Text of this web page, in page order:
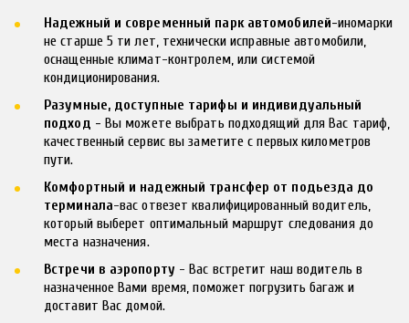
Надежный и современный парк автомобилей-иномарки
не старше 5 ти лет, технически исправные автомобили,
оснащенные климат-контролем, или системой
кондиционирования.
Разумные, доступные тарифы и индивидуальный
подход - Вы можете выбрать подходящий для Вас тариф,
качественный сервис вы заметите с первых километров
пути.
Комфортный и надежный трансфер от подьезда до
терминала-вас отвезет квалифицированный водитель,
который выберет оптимальный маршрут следования до
места назначения.
Встречи в аэропорту - Вас встретит наш водитель в
назначенное Вами время, поможет погрузить багаж и
доставит Вас домой.